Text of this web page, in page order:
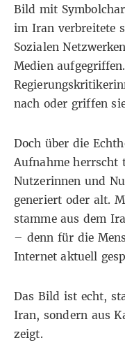
Bild mit
im Iran verbreitete
Sozialen
Medien
nach oder griffen
Doch über die
Aufnahme herrscht
Nutzerinnen und
generiertoder alt.
stamme aus dem
– denn für die
Internet aktuell
Das Bild ist echt,
Iran, sondern aus
zeigt.